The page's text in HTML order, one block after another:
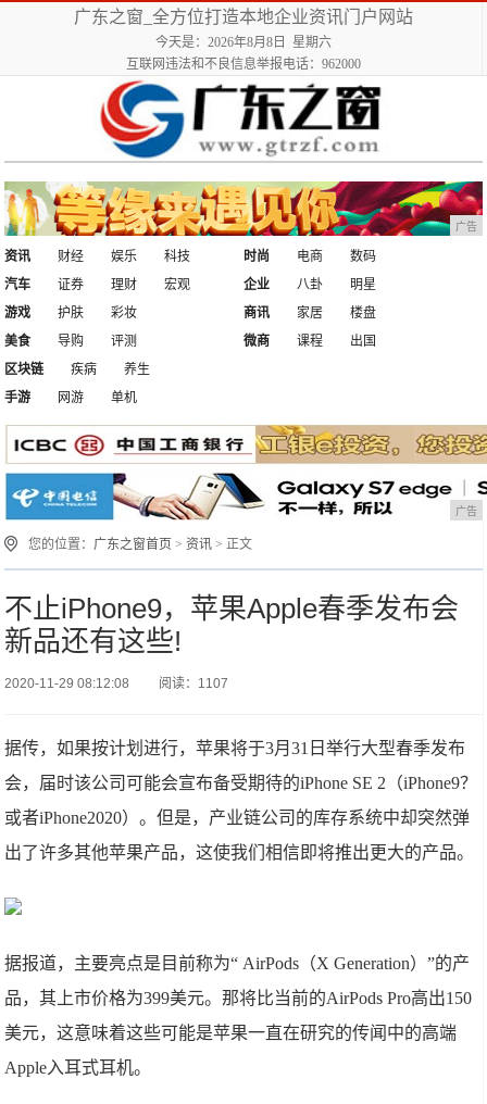
广东之窗_全方位打造本地企业资讯门户网站
今天是：2026年8月8日 星期六
互联网违法和不良信息举报电话：962000
广告
资讯 财经 娱乐
科技
汽车
证券 理财 宏观
时尚 电商
数码
企业
八卦
明星
游戏
护肤
彩妆
美食
导购 评测
商讯 家居
楼盘
微商
课程
出国
区块链
疾病
养生
手游
网游 单机
广告
您的位置： 广东之窗首页 >资讯 > 正文
不止iPhone9，苹果Apple春季发布会
新品还有这些!
2020-11-29 08:12:08 阅读：1107
据传，如果按计划进行，苹果将于3月31日举行大型春季发布
会，届时该公司可能会宣布备受期待的iPhone SE 2（iPhone9？
或者iPhone2020）。但是，产业链公司的库存系统中却突然弹
出了许多其他苹果产品，这使我们相信即将推出更大的产品。
据报道，主要亮点是目前称为“ AirPods（X Generation）”的产
品，其上市价格为399美元。那将比当前的AirPods Pro高出150
美元，这意味着这些可能是苹果一直在研究的传闻中的高端
Apple入耳式耳机。